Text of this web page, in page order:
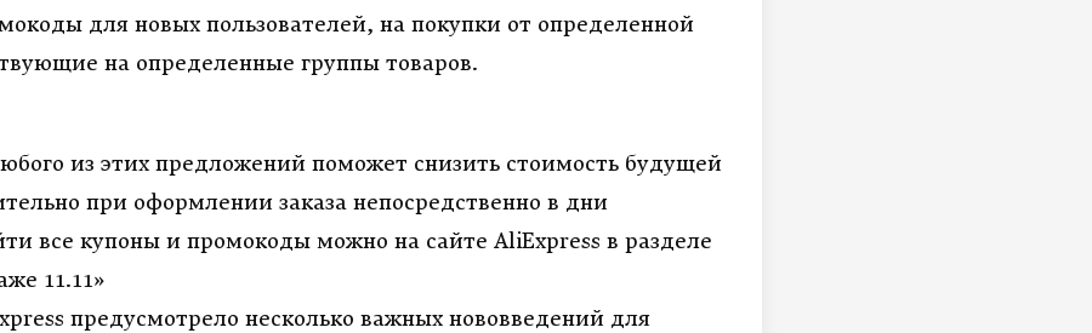
для новых пользователей, на покупки от определенной
на определенные группы товаров.
из этих предложений поможет снизить стоимость будущей
при оформлении заказа непосредственно в дни
все купоны и промокоды можно на сайте AliExpress в разделе
11.11»
предусмотрело несколько важных нововведений для